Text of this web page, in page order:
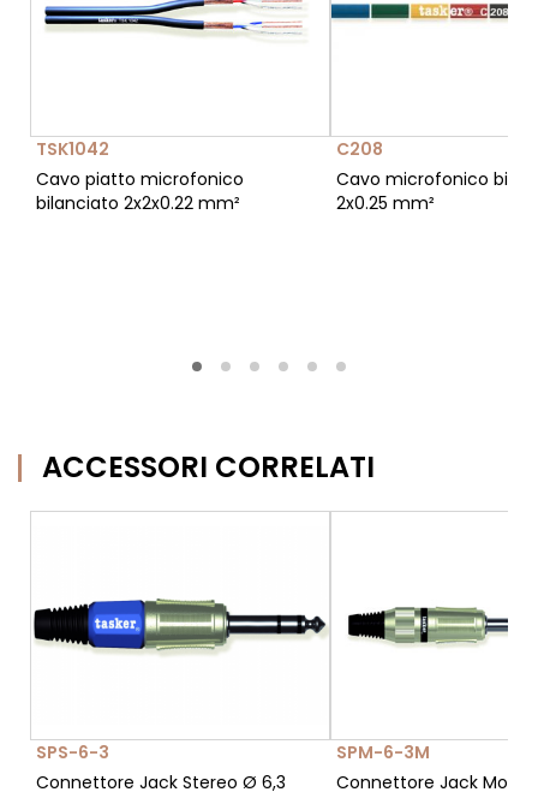
TSK1042
Cavo piatto microfonico
bilanciato 2x2x0.22 mm²
C208
Cavo microfonico
2x0.25 mm²
ACCESSORI CORRELATI
SPS-6-3
Connettore Jack Stereo Ø 6,3
SPM-6-3M
Connettore Jack Mono